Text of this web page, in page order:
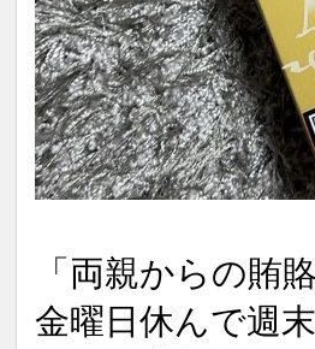
「両親からの賄
金曜日休んで週